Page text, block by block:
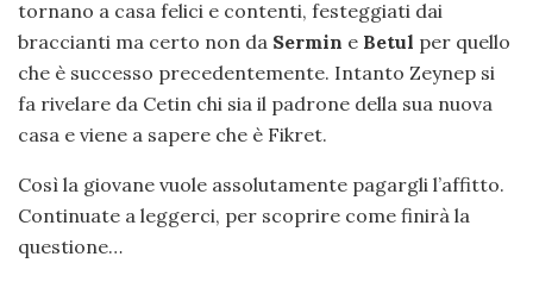
tornano a casa felici e contenti, festeggiati dai
braccianti ma certo non da Sermin e Betul per quello
che è successo precedentemente. Intanto Zeynep si
fa rivelare da Cetin chi sia il padrone della sua nuova
casa e viene a sapere che è Fikret.
Così la giovane vuole assolutamente pagargli l’affitto.
Continuate a leggerci, per scoprire come finirà la
questione…